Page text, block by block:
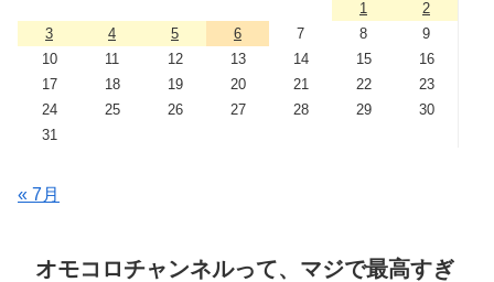
1
2
3
4 5 6 7 8
9
10
11 12 13 14 15
16
17
18 19 20 21 22
23
24
25 26 27 28 29
30
31
« 7月
オモコロチャンネルって、マジで最高すぎ